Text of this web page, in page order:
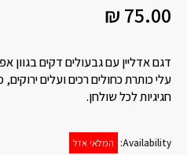
₪ 75.00
דגם אדליין עם גבעולים דקים בגוון
עלי כותרת כחולים רכים ועלים
חגיגיות לכל שולחן.
Availability:
המלאי אזל